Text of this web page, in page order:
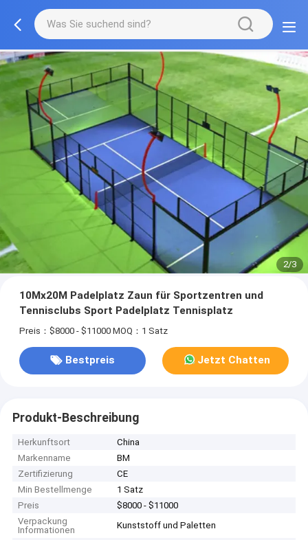
2/3
10Mx20M Padelplatz Zaun für Sportzentren und
Tennisclubs Sport Padelplatz Tennisplatz
Preis：$8000 - $11000 MOQ：1 Satz
Bestpreis Jetzt Chatten
Produkt-Beschreibung
Herkunftsort
China
Markenname
BM
Zertifizierung
CE
Min Bestellmenge
1 Satz
Preis
$8000 - $11000
Verpackung
Informationen
Kunststoff und Paletten